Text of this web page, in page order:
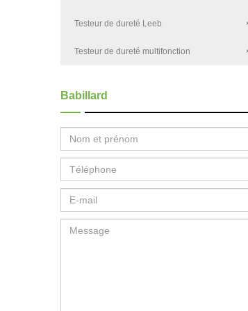
Testeur de dureté Leeb
Testeur de dureté multifonction
Babillard